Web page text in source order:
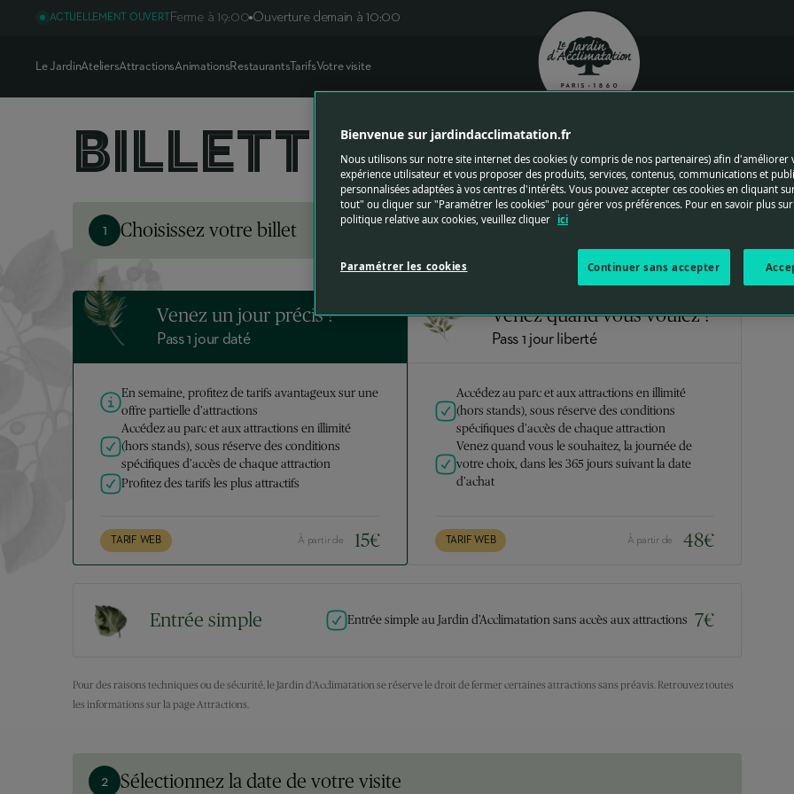
ACTUELLEMENT OUVERT Ferme à 19:00 Ouverture demain à 10:00
Logo du jardin d'acclimatation
Le JardinAteliersAttractionsAnimationsRestaurants TarifsVotre visite
BILLETTERIE
BILLETTERIEBénéficiez d’un meilleur tarif et gagnez du temps à
l’entrée du parc en achetant vos billets à l’avance.
Retrouvez le détail des tarifs
1 Choisissez votre billet
Venez un jour précis !
Pass 1 jour daté
En semaine, profitez de tarifs avantageux sur une
offre partielle d’attractions
Accédez au parc et aux attractions en illimité
(hors stands), sous réserve des conditions
spécifiques d’accès de chaque attraction
Profitez des tarifs les plus attractifs
TARIF WEB À partir de 15€
Venez quand vous voulez !
Pass 1 jour liberté
Accédez au parc et aux attractions en illimité
(hors stands), sous réserve des conditions
spécifiques d’accès de chaque attraction
Venez quand vous le souhaitez, la journée de
votre choix, dans les 365 jours suivant la date
d’achat
TARIF WEB À partir de 48€
Entrée simple Entrée simple au Jardin d’Acclimatation sans accès aux attractions 7€
Pour des raisons techniques ou de sécurité, le Jardin d’Acclimatation se réserve le droit de fermer certaines attractions sans préavis. Retrouvez toutes
les informations sur la page Attractions.
2 Sélectionnez la date de votre visite
Billetterie - Le Jardin d'Acclimatation
Bienvenue sur jardindacclimatation.fr
Nous utilisons sur notre site internet des cookies (y compris de nos partenaires) afin d'améliorer
expérience utilisateur et vous proposer des produits, services, contenus, communications et
personnalisées adaptées à vos centres d'intérêts. Vous pouvez accepter ces cookies en cliquant
tout" ou cliquer sur "Paramétrer les cookies" pour gérer vos préférences. Pour en savoir plus
politique relative aux cookies, veuillez cliquer ici
Paramétrer les cookies Continuer sans accepter